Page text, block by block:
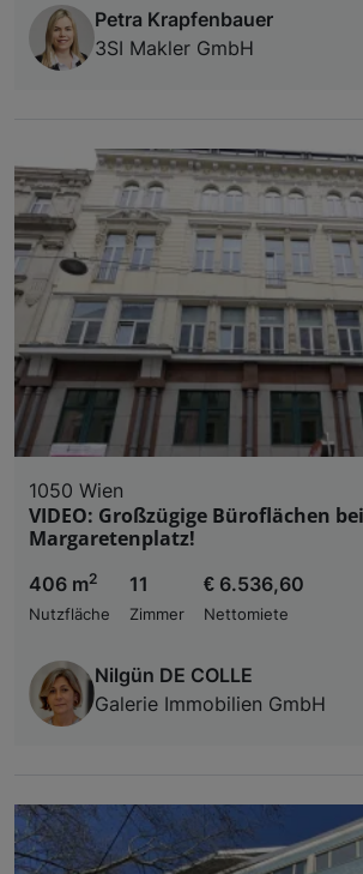
Petra Krapfenbauer
3SI Makler GmbH
1050 Wien
VIDEO: Großzügige Büroflächen
Margaretenplatz!
406 m2
Nutzfläche
11
Zimmer
€ 6.536,60
Nettomiete
Nilgün DE COLLE
Galerie Immobilien GmbH